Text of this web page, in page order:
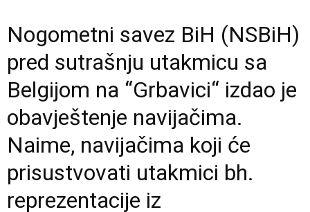
Nogometni savez BiH (NSBiH)
pred sutrašnju utakmicu sa
Belgijom na “Grbavici“ izdao je
obavještenje navijačima.
Naime, navijačima koji će
prisustvovati utakmici bh.
reprezentacije iz